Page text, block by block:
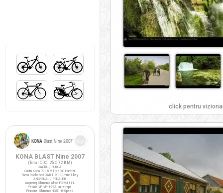
click pentru
KONA BLAST Nine 2007
(Total ODO: 25.572 KM )
CADRU / FURCA
Cadru Kona 7005 MTB / XC Hardtail
Furca Rockshox DART 2 100mm/T.key
ANGRENAJ / PEDALIER
Angrenaj Shimano Alivio FC-M411-L
Pedale VP VP-199A cu ratrape
Pinioane Shimano HG51 8-Speed